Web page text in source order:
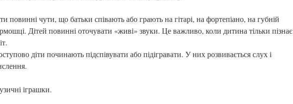
повинні чути, що батьки співають або грають на гітарі, на фортепіано, на губній
Дітей повинні оточувати «живі» звуки. Це важливо, коли дитина тільки пізнає
діти починають підспівувати або підігравати. У них розвивається слух і
іграшки.